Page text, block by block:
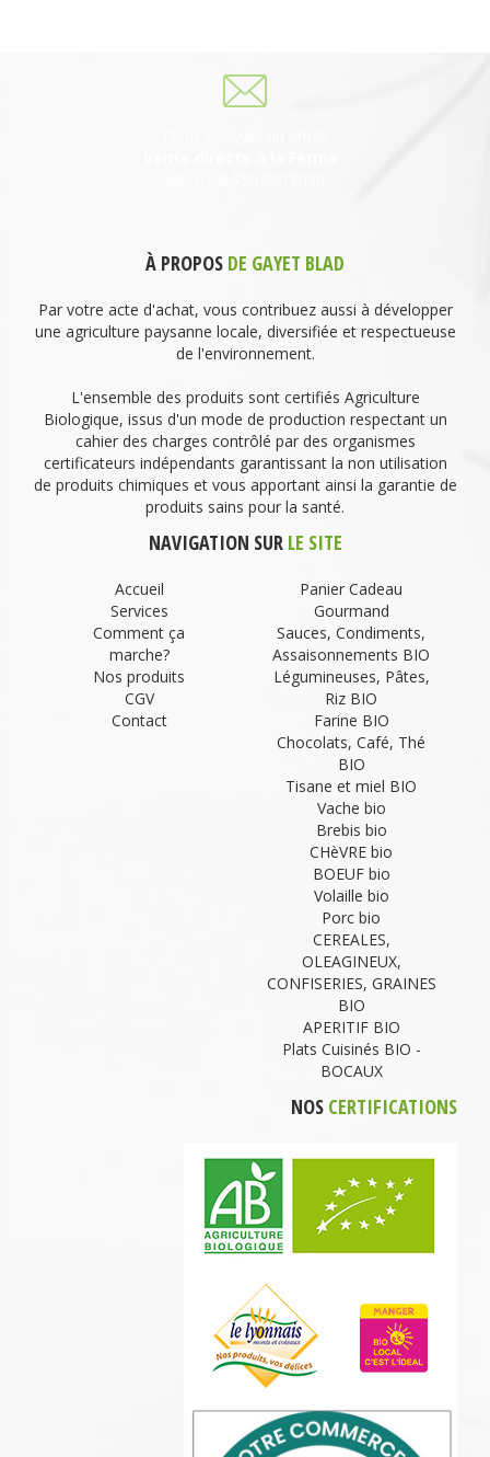
À PROPOS DE GAYET BLAD
Par votre acte d'achat, vous contribuez aussi à développer
une agriculture paysanne locale, diversifiée et respectueuse
de l'environnement.
L'ensemble des produits sont certifiés Agriculture
Biologique, issus d'un mode de production respectant un
cahier des charges contrôlé par des organismes
certificateurs indépendants garantissant la non utilisation
de produits chimiques et vous apportant ainsi la garantie de
produits sains pour la santé.
NAVIGATION SUR LE SITE
Accueil
Services
Comment ça
marche?
Nos produits
CGV
Contact
Panier Cadeau
Gourmand
Sauces, Condiments,
Assaisonnements BIO
Légumineuses, Pâtes,
Riz BIO
Farine BIO
Chocolats, Café, Thé
BIO
Tisane et miel BIO
Vache bio
Brebis bio
CHèVRE bio
BOEUF bio
Volaille bio
Porc bio
CEREALES,
OLEAGINEUX,
CONFISERIES, GRAINES
BIO
APERITIF BIO
Plats Cuisinés BIO -
BOCAUX
NOS CERTIFICATIONS